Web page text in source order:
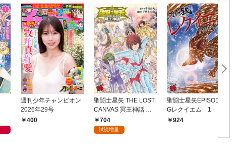
週刊少年チャンピオン
2026年29号
400
聖闘士星矢 THE LOST
CANVAS 冥王神話 番
外編704
試読増量
聖闘士星矢EPISODE.
Gレクイエム 1
924